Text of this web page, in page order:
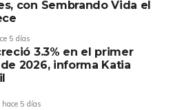
con Sembrando Vida el
5 días
3.3% en el primer
2026, informa Katia
hace 5 días